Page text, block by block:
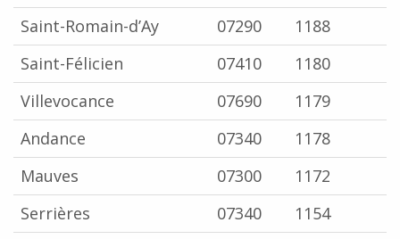
Saint-Romain-d’Ay
07290
1188
Saint-Félicien
07410
1180
Villevocance
07690
1179
Andance
07340
1178
Mauves
07300
1172
Serrières
07340
1154